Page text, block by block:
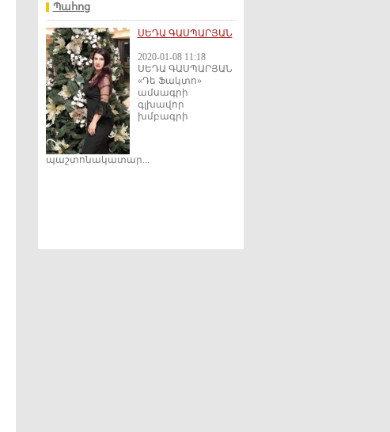
Պահոց
ՍԵԴԱ ԳԱՍՊԱՐՅԱՆ
2020-01-08 11:18
ՍԵԴԱ ԳԱՍՊԱՐՅԱՆ
«Դե Ֆակտո»
ամսագրի
գլխավոր
խմբագրի
պաշտոնակատար...